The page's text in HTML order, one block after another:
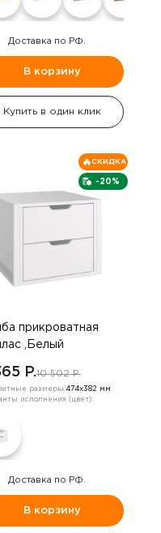
Доставка по РФ.
В корзину
Купить в один клик
-20%
СКИДКА
прикроватная
,Белый
P.10 502 P.
размеры:474х382 мм
исполнения (цвет):
Доставка по РФ.
В корзину